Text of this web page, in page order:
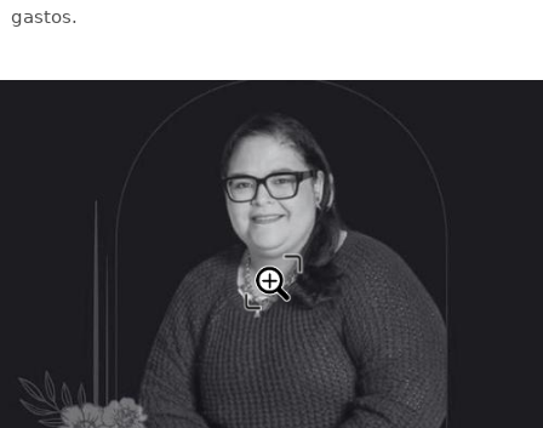
gastos.